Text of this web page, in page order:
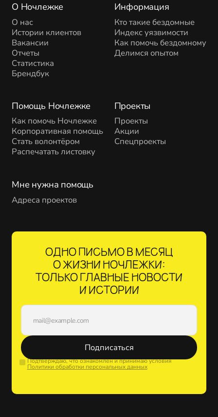
О Ночлежке
О нас
Истории клиентов
Вакансии
Отчеты
Статистика
Брендбук
Помощь Ночлежке
Как помочь Ночлежке
Корпоративная помощь
Стать волонтёром
Распечатать листовку
Проекты
Проекты
Акции
Спецпроекты
Информация
Кто такие бездомные
Индекс уязвимости
Как помочь бездомному
Делимся опытом
Мне нужна помощь
Адреса проектов
ОДНО ПИСЬМО В МЕСЯЦ
О ЖИЗНИ НОЧЛЕЖКИ:
ТОЛЬКО ГЛАВНЫЕ НОВОСТИ
И ИСТОРИИ
Подписаться
Подтверждаю, что ознакомлен и принимаю условия
Политики обработки персональных данных